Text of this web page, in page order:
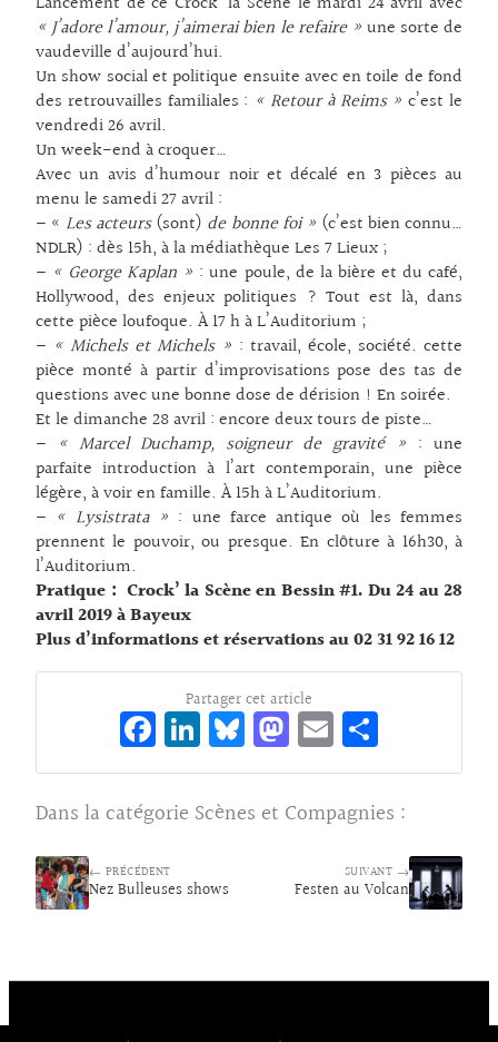
« J’adore l’amour, j’aimerai bien le refaire » une sorte de
vaudeville d’aujourd’hui.
Un show social et politique ensuite avec en toile de fond
des retrouvailles familiales : « Retour à Reims » c’est le
vendredi 26 avril.
Un week-end à croquer…
Avec un avis d’humour noir et décalé en 3 pièces au
menu le samedi 27 avril :
– « Les acteurs(sont) de bonne foi » (c’est bien connu…
NDLR) : dès 15h, à la médiathèque Les 7 Lieux ;
– « George Kaplan » : une poule, de la bière et du café,
Hollywood, des enjeux politiques ? Tout est là, dans
cette pièce loufoque. À 17 h à L’Auditorium ;
– « Michels et Michels » : travail, école, société. cette
pièce monté à partir d’improvisations pose des tas de
questions avec une bonne dose de dérision ! En soirée.
Et le dimanche 28 avril : encore deux tours de piste…
– « Marcel Duchamp, soigneur de gravité » : une
parfaite introduction à l’art contemporain, une pièce
légère, à voir en famille. À 15h à L’Auditorium.
– « Lysistrata » : une farce antique où les femmes
prennent le pouvoir, ou presque. En clôture à 16h30, à
l’Auditorium.
Pratique : Crock’ la Scène en Bessin #1. Du 24 au 28
avril 2019 à Bayeux
Plus d’informations et réservations au 02 31 92 16 12
Partager cet article
Fa
ce
bo
o
k
Li
n
ke
dI
n
Bl
ue
sk
y
M
as
to
d
o
n
E
m
ai
l
rt
ag
er
Dans la catégorie Scènes et Compagnies :
← PRÉCÉDENT
Nez Bulleuses shows
SUIVANT →
Festen au Volcan